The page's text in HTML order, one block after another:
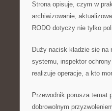
Strona opisuje, czym w
archiwizowanie,
RODO dotyczy nie tylko
Duży nacisk kładzie się
systemu, inspektor
realizuje operacje, a kto
Przewodnik porusza temat
dobrowolnym